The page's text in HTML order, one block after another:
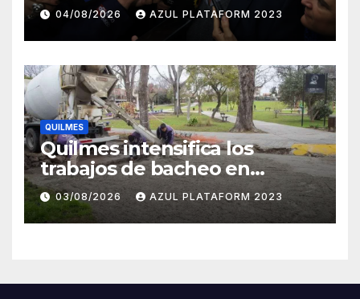
convocó a movilizarse el
jueves en contra del
Gobierno
04/08/2026 AZUL PLATAFORM 2023
QUILMES
Quilmes intensifica los
trabajos de bacheo en
distintos barrios
03/08/2026 AZUL PLATAFORM 2023